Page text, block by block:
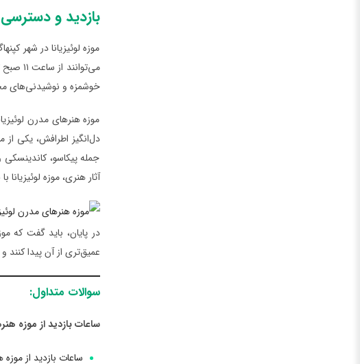
بازدید و دسترسی
موزه لوئیزیانا در شهر
خوشمزه و نوشیدنی‌های
موزه هنرهای مدرن
جمله پیکاسو،
آثار هنری، موزه
در پایان، باید گفت که
عمیق‌تری از آن پیدا کنند
سوالات متداول:
ساعات بازدید از موزه
ساعات بازدید از موزه هنرهای